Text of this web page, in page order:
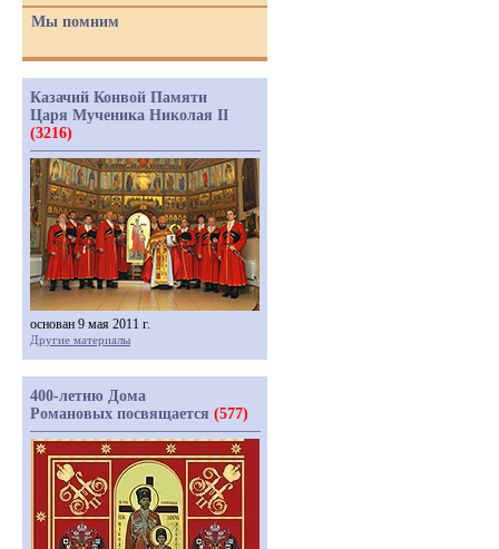
Мы помним
Казачий Конвой Памяти
Царя Мученика Николая II
(3216)
основан 9 мая 2011 г.
Другие материалы
400-летию Дома
Романовых посвящается (577)